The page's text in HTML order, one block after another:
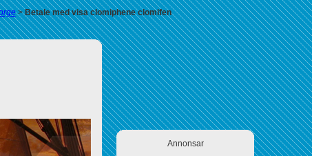
>Betale med visa clomiphene clomifen
Annonsar